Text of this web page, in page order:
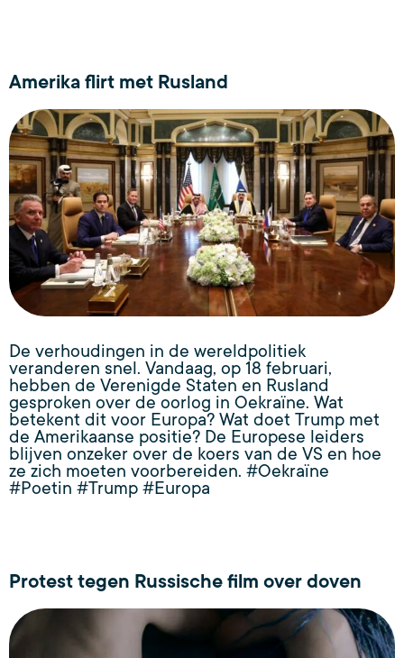
Amerika flirt met Rusland
De verhoudingen in de wereldpolitiek
veranderen snel. Vandaag, op 18 februari,
hebben de Verenigde Staten en Rusland
gesproken over de oorlog in Oekraïne. Wat
betekent dit voor Europa? Wat doet Trump met
de Amerikaanse positie? De Europese leiders
blijven onzeker over de koers van de VS en hoe
ze zich moeten voorbereiden. #Oekraïne
#Poetin #Trump #Europa
Protest tegen Russische film over doven